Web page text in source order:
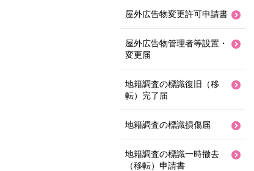
屋外広告物変更許可申請書
屋外広告物管理者等設置・
変更届
地籍調査の標識復旧（移
転）完了届
地籍調査の標識損傷届
地籍調査の標識一時撤去
（移転）申請書